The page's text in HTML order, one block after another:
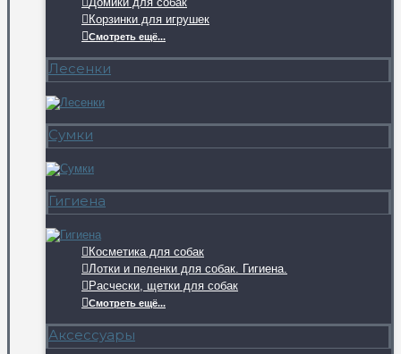
Корзинки для игрушек
Смотреть ещё...
Лесенки
Сумки
Гигиена
Косметика для собак
Лотки и пеленки для собак. Гигиена.
Расчески, щетки для собак
Смотреть ещё...
Аксессуары